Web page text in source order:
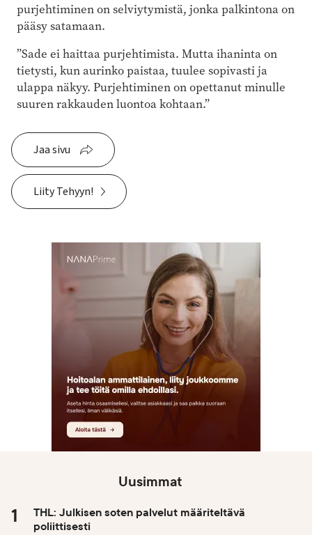
purjehtiminen on selviytymistä, jonka palkintona on
pääsy satamaan.
”Sade ei haittaa purjehtimista. Mutta ihaninta on
tietysti, kun aurinko paistaa, tuulee sopivasti ja
ulappa näkyy. Purjehtiminen on opettanut minulle
suuren rakkauden luontoa kohtaan.”
Jaa sivu
Liity Tehyyn!
Uusimmat
THL: Julkisen soten palvelut määriteltävä
poliittisesti